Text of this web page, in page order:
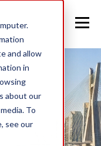
and allow
in
about our
To
see our